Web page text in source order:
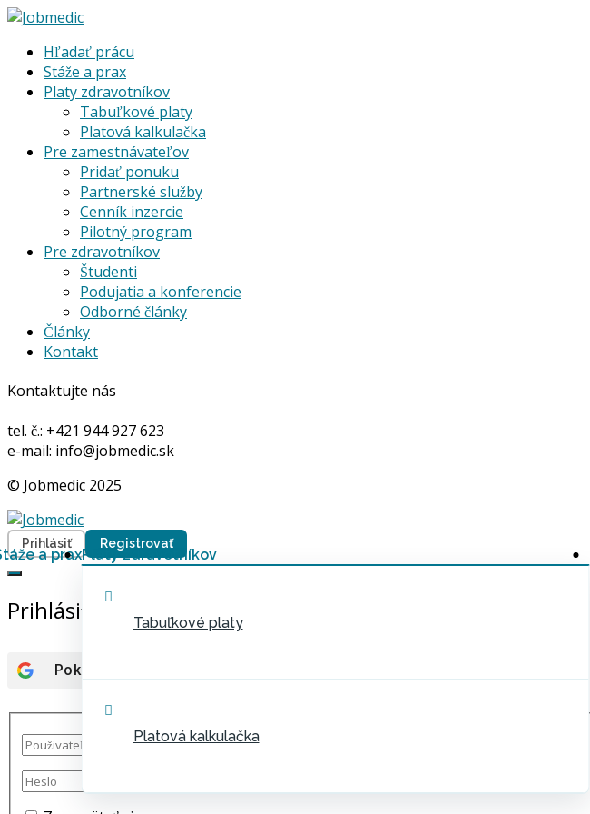
Hľadať prácu
Stáže a prax
Platy zdravotníkov
Tabuľkové platy
Platová kalkulačka
Pre zamestnávateľov
Pridať ponuku
Partnerské služby
Cenník inzercie
Pilotný program
Pre zdravotníkov
Študenti
Podujatia a konferencie
Odborné články
Články
Kontakt
Kontaktujte nás
tel. č.: +421 944 927 623
e-mail: info@jobmedic.sk
© Jobmedic 2025
a praxPlaty zdravotníkov
Tabuľkové platy
Platová kalkulačka
Prihlásiť Registrovať
Prihlásiť
Pokračovať s účtom